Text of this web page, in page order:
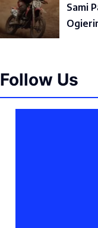
Sami
Follow Us